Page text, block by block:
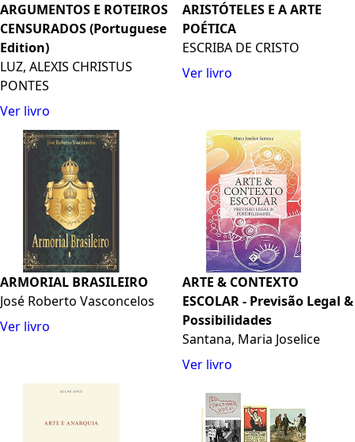
ARGUMENTOS E ROTEIROS
CENSURADOS (Portuguese
Edition)
LUZ, ALEXIS CHRISTUS
PONTES
Ver livro
ARISTÓTELES E A ARTE
POÉTICA
ESCRIBA DE CRISTO
Ver livro
ARMORIAL BRASILEIRO
José Roberto Vasconcelos
Ver livro
ARTE & CONTEXTO
ESCOLAR - Previsão Legal &
Possibilidades
Santana, Maria Joselice
Ver livro